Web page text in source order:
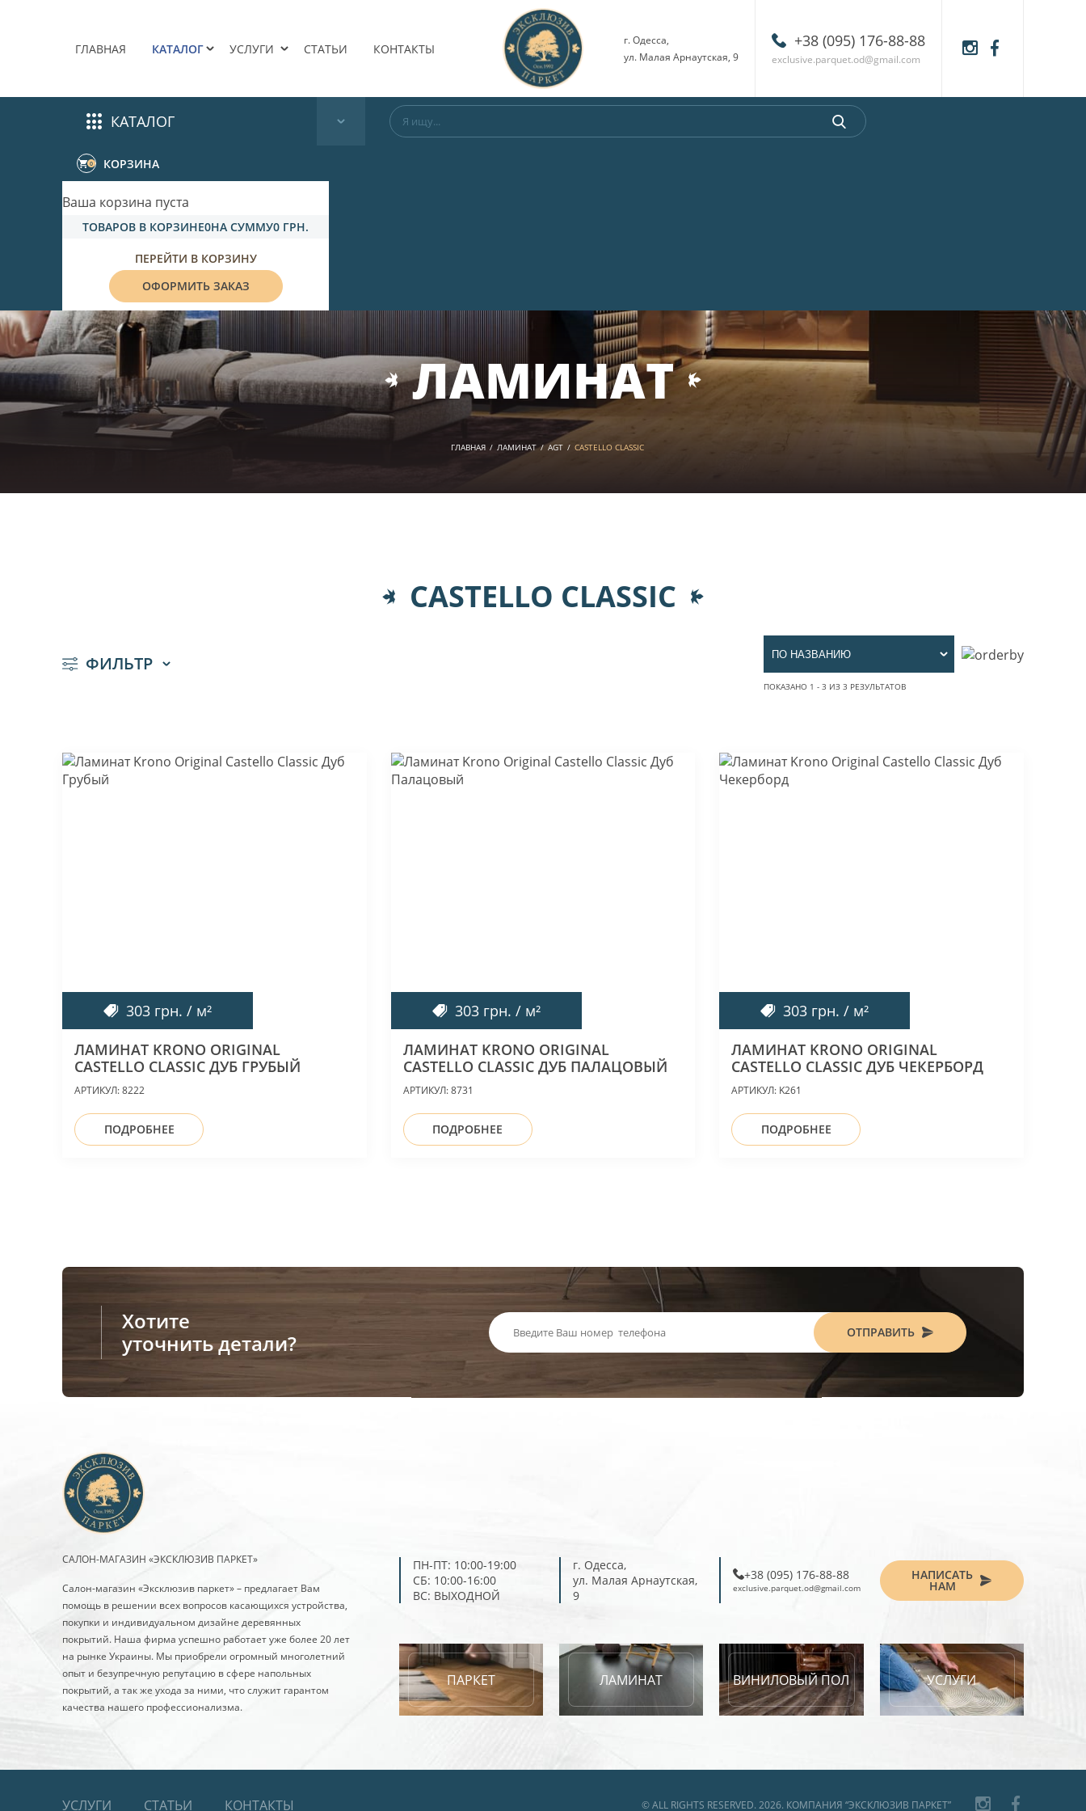
ГЛАВНАЯ КАТАЛОГ УСЛУГИ СТАТЬИ КОНТАКТЫ
г. Одесса,
ул. Малая Арнаутская, 9
‎+38 (095) 176-88-88
exclusive.parquet.od@gmail.com
КАТАЛОГ
0 КОРЗИНА
Ваша корзина пуста
ТОВАРОВ В КОРЗИНЕ0НА СУММУ0 ГРН.
ПЕРЕЙТИ В КОРЗИНУ
ОФОРМИТЬ ЗАКАЗ
ЛАМИНАТ
ГЛАВНАЯ / ЛАМИНАТ / AGT / CASTELLO CLASSIC
CASTELLO CLASSIC
ФИЛЬТР
ПОКАЗАНО 1 - 3 ИЗ 3 РЕЗУЛЬТАТОВ
303 грн. / м²
ЛАМИНАТ KRONO ORIGINAL
CASTELLO CLASSIC ДУБ ГРУБЫЙ
АРТИКУЛ:8222
ПОДРОБНЕЕ
303 грн. / м²
ЛАМИНАТ KRONO ORIGINAL
CASTELLO CLASSIC ДУБ ПАЛАЦОВЫЙ
АРТИКУЛ:8731
ПОДРОБНЕЕ
303 грн. / м²
ЛАМИНАТ KRONO ORIGINAL
CASTELLO CLASSIC ДУБ ЧЕКЕРБОРД
АРТИКУЛ: K261
ПОДРОБНЕЕ
Хотите
уточнить детали?
ОТПРАВИТЬ
САЛОН-МАГАЗИН «ЭКСКЛЮЗИВ ПАРКЕТ»
Салон-магазин «Эксклюзив паркет» – предлагает Вам
помощь в решении всех вопросов касающихся устройства,
покупки и индивидуальном дизайне деревянных
покрытий. Наша фирма успешно работает уже более 20 лет
на рынке Украины. Мы приобрели огромный многолетний
опыт и безупречную репутацию в сфере напольных
покрытий, а так же ухода за ними, что служит гарантом
качества нашего профессионализма.
ПН-ПТ: 10:00-19:00
СБ: 10:00-16:00
ВС: ВЫХОДНОЙ
г. Одесса,
ул. Малая Арнаутская,
9
‎+38 (095) 176-88-88
exclusive.parquet.od@gmail.com
НАПИСАТЬ
НАМ
ПАРКЕТ ЛАМИНАТ ВИНИЛОВЫЙ ПОЛ УСЛУГИ
УСЛУГИ СТАТЬИ КОНТАКТЫ © ALL RIGHTS RESERVED. 2026. КОМПАНИЯ “ЭКСКЛЮЗИВ ПАРКЕТ”